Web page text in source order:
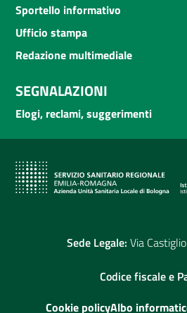
Sportello informativo
Ufficio stampa
Redazione multimediale
SEGNALAZIONI
Elogi, reclami, suggerimenti
Sede Legale: Via
Codice fiscale e
Cookie policyAlbo